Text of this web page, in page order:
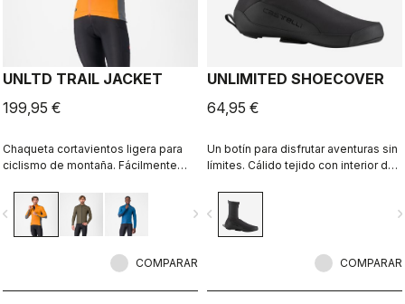
UNLTD TRAIL JACKET
199,95 €
Chaqueta cortavientos ligera para
ciclismo de montaña. Fácilmente
ultraligera y cortaviento, y una parte
trasera elástica y parcialmente
cortaviento.
navigate_next
COMPARAR
UNLIMITED SHOECOVER
64,95 €
Un botín para disfrutar aventuras sin
límites. Cálido tejido con interior de
para mantener al ciclista caliente y
seco. La larga cremallera y el tejido
elástico facilitan su colocación
MTB o de grava, y garantizan un
constriñe.
navigate_before
COMPARAR